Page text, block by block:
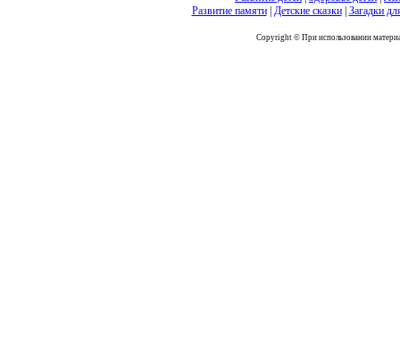
Развитие памяти| Детские сказки| Загадки
Copyright © При использовании